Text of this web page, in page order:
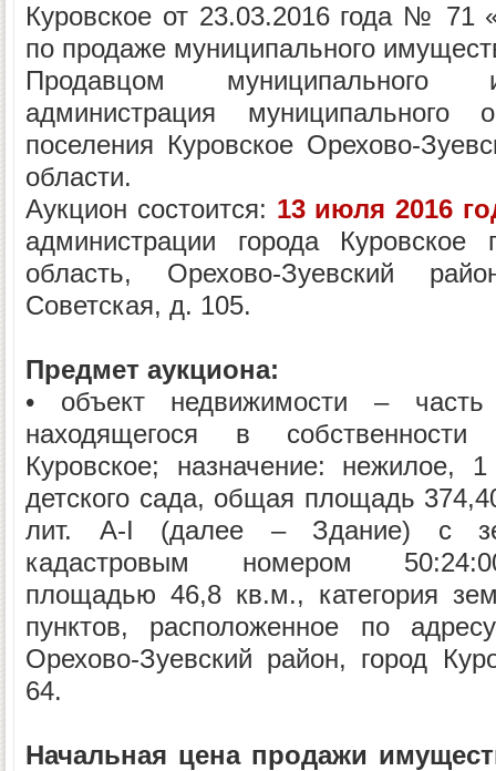
Куровское от 23.03.2016 года № 71
по продаже муниципального
Продавцом муниципального
администрация муниципального
поселения Куровское Орехово-
области.
Аукцион состоится: 13 июля 2016
администрации города
область, Орехово-Зуевский
Советская, д. 105.
Предмет аукциона:
• объект недвижимости –
находящегося в собственности
Куровское; назначение: нежилое,
детского сада, общая площадь
лит. А-I (далее – Здание) с
кадастровым номером
площадью 46,8 кв.м., категория
пунктов, расположенное по
Орехово-Зуевский район, город
64.
Начальная цена продажи